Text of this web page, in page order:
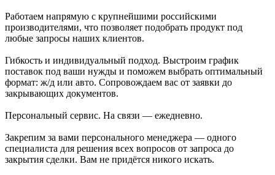
Работаем напрямую с крупнейшими российскими
производителями, что позволяет подобрать продукт под
любые запросы наших клиентов.
Гибкость и индивидуальный подход. Выстроим график
поставок под ваши нужды и поможем выбрать оптимальный
формат: ж/д или авто. Сопровождаем вас от заявки до
закрывающих документов.
Персональный сервис. На связи — ежедневно.
Закрепим за вами персонального менеджера — одного
специалиста для решения всех вопросов от запроса до
закрытия сделки. Вам не придётся никого искать.